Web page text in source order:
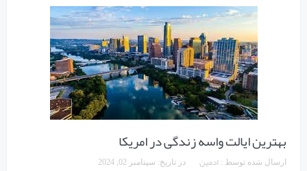
بهترین ایالت واسه زندگی در امریکا
ارسال شده توسط : ادمین در تاریخ: سپتامبر 02, 2024